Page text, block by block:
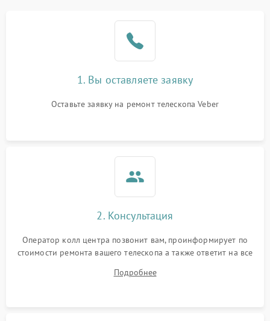
1. Вы оставляете заявку
Оставьте заявку на ремонт телескопа Veber
2. Консультация
Оператор колл центра позвонит вам, проинформирует по
стоимости ремонта вашего телескопа а также ответит на все
Подробнее